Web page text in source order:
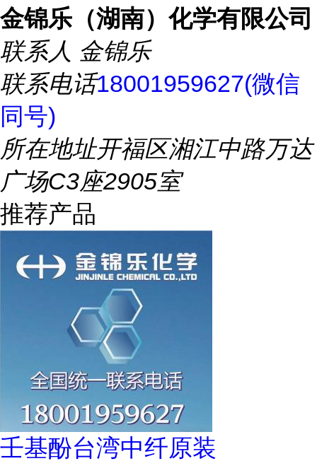
金锦乐（湖南）化学有限公司
联系人 金锦乐
联系电话18001959627(微信
同号)
所在地址开福区湘江中路万达
广场C3座2905室
推荐产品
壬基酚台湾中纤原装